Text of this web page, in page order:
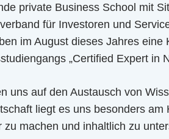
private Business School mit
für Investoren und
im August dieses Jahres eine
„Certified Expert in
uns auf den Austausch von
liegt es uns besonders
zu machen und inhaltlich zu